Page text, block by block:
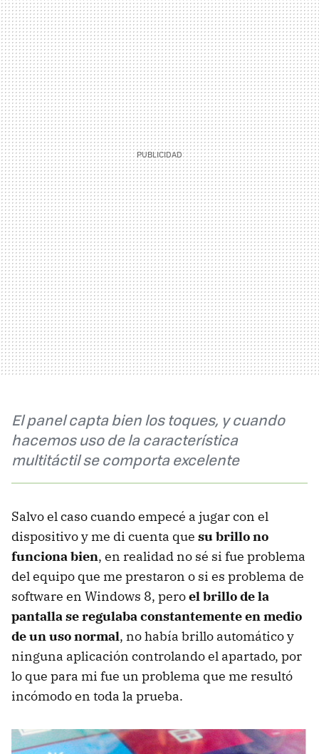
El panel capta bien los toques, y cuando
hacemos uso de la característica
multitáctil se comporta excelente
Salvo el caso cuando empecé a jugar con el
dispositivo y me di cuenta que su brillo no
funciona bien, en realidad no sé si fue problema
del equipo que me prestaron o si es problema de
software en Windows 8, peroel brillo de la
pantalla se regulaba constantemente en medio
de un uso normal, no había brillo automático y
ninguna aplicación controlando el apartado, por
lo que para mi fue un problema que me resultó
incómodo en toda la prueba.